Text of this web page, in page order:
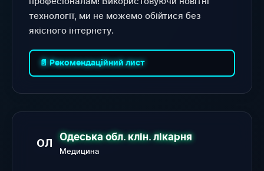
технології, ми не можемо обійтися без
якісного інтернету.
📄 Рекомендаційний лист
ОЛ
Одеська обл. клін. лікарня
Медицина